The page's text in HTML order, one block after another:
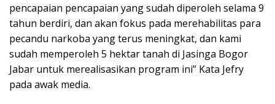
pencapaian pencapaian yang sudah diperoleh selama 9
tahun berdiri, dan akan fokus pada merehabilitas para
pecandu narkoba yang terus meningkat, dan kami
sudah memperoleh 5 hektar tanah di Jasinga Bogor
Jabar untuk merealisasikan program ini” Kata Jefry
pada awak media.